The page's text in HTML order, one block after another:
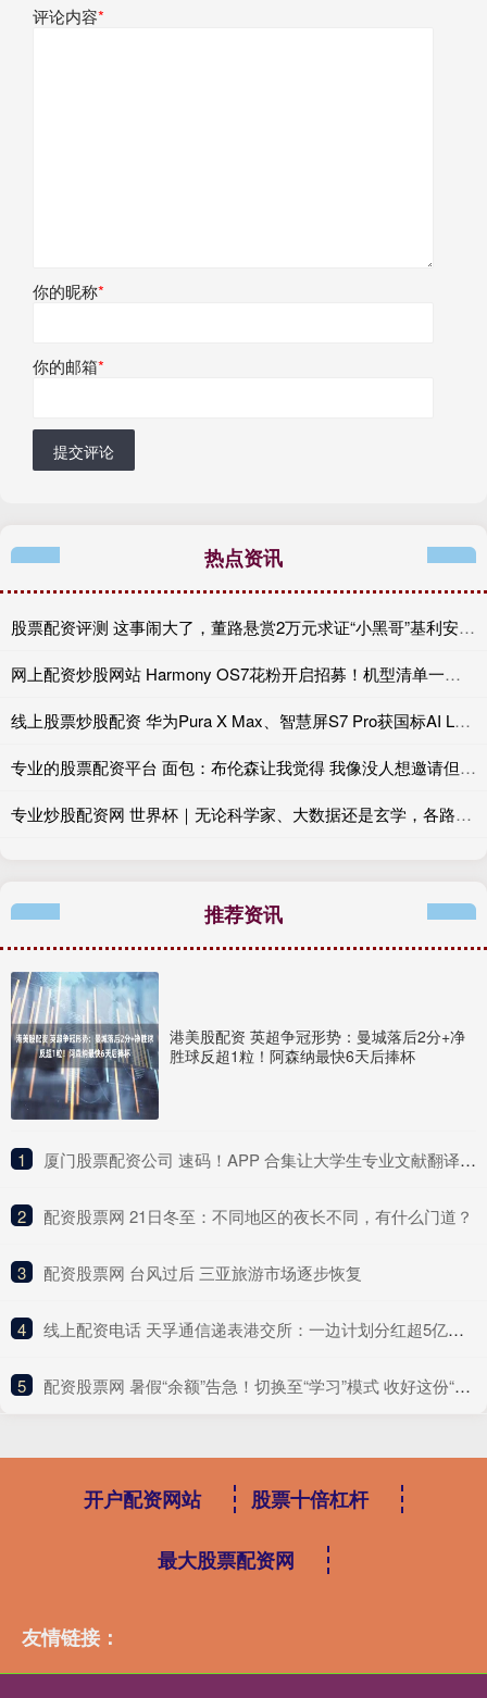
评论内容*
你的昵称*
你的邮箱*
提交评论
热点资讯
股票配资评测 这事闹大了，董路悬赏2万元求证“小黑哥”基利安年龄真伪
网上配资炒股网站 Harmony OS7花粉开启招募！机型清单一览，看看你的手机能否尝鲜
线上股票炒股配资 华为Pura X Max、智慧屏S7 Pro获国标AI L3首证
专业的股票配资平台 面包：布伦森让我觉得 我像没人想邀请但不得不去烧烤派对的叔叔
专业炒股配资网 世界杯｜无论科学家、大数据还是玄学，各路预测集体折戟，足球从无标准答案
推荐资讯
港美股配资 英超争冠形势：曼城落后2分+净
胜球反超1粒！阿森纳最快6天后捧杯
1 ​厦门股票配资公司 速码！APP 合集让大学生专业文献翻译效率翻倍超省心
2 ​配资股票网 21日冬至：不同地区的夜长不同，有什么门道？
3 ​配资股票网 台风过后 三亚旅游市场逐步恢复
4 ​线上配资电话 天孚通信递表港交所：一边计划分红超5亿元，一边募资“补流”
5 ​配资股票网 暑假“余额”告急！切换至“学习”模式 收好这份“收心”攻略
开户配资网站 股票十倍杠杆
最大股票配资网
友情链接：